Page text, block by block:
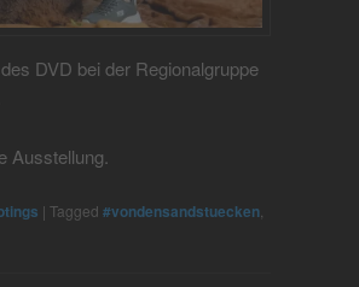
DVD bei der Regionalgruppe
Ausstellung.
| Tagged #vondensandstuecken